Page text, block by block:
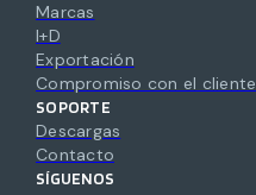
Marcas
I+D
Exportación
Compromiso con el cliente
SOPORTE
Descargas
Contacto
SÍGUENOS